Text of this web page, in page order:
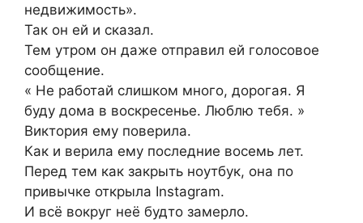
недвижимость».
Так он ей и сказал.
Тем утром он даже отправил ей голосовое
сообщение.
« Не работай слишком много, дорогая. Я
буду дома в воскресенье. Люблю тебя. »
Виктория ему поверила.
Как и верила ему последние восемь лет.
Перед тем как закрыть ноутбук, она по
привычке открыла Instagram.
И всё вокруг неё будто замерло.